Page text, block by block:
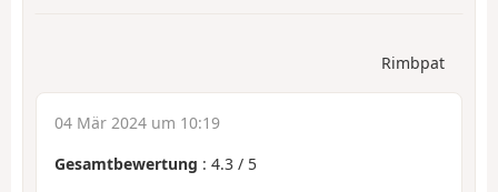
Rimbpat
04 Mär 2024 um 10:19
Gesamtbewertung : 4.3 / 5